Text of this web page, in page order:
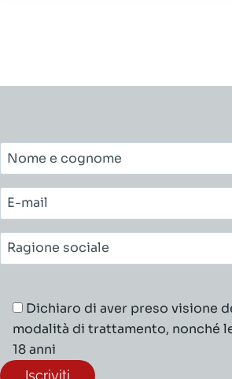
Nome
e
cognome*
E-
mail*
Ragione
sociale*
Dichiaro di aver preso visione
modalità di trattamento, nonché
18 anni